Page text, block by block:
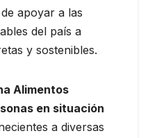
apoyar a las
del país a
y sostenibles.
Alimentos
en situación
a diversas